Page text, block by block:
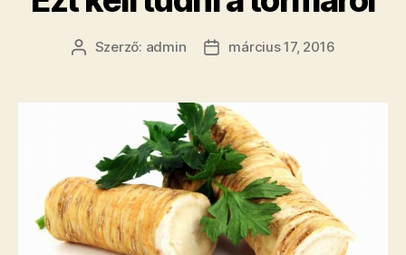
Bejegyzés
Szerző: admin
Bejegyzés
március 17, 2016